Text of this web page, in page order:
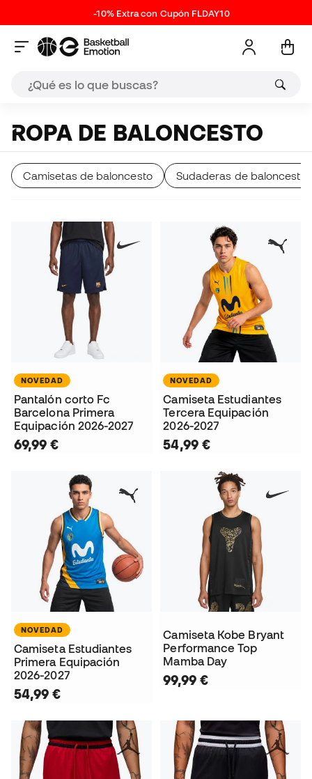
-10% Extra con Cupón FLDAY10
ROPA DE BALONCESTO
Camisetas de baloncesto Sudaderas de baloncesto
NOVEDAD
Pantalón corto Fc
Barcelona Primera
Equipación 2026-2027
69,99 €
NOVEDAD
Camiseta Estudiantes
Tercera Equipación
2026-2027
54,99 €
NOVEDAD
Camiseta Estudiantes
Primera Equipación
2026-2027
54,99 €
Camiseta Kobe Bryant
Performance Top
Mamba Day
99,99 €